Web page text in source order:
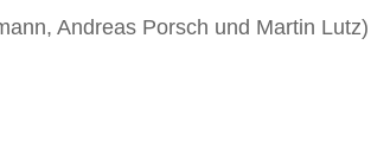
Andreas Porsch und Martin Lutz)